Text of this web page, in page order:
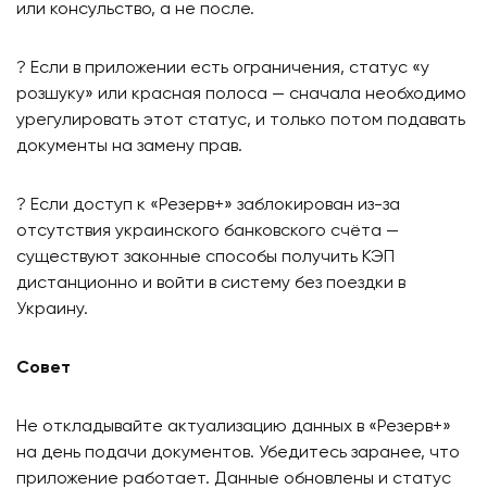
или консульство, а не после.
? Если в приложении есть ограничения, статус «у
розшуку» или красная полоса — сначала необходимо
урегулировать этот статус, и только потом подавать
документы на замену прав.
? Если доступ к «Резерв+» заблокирован из-за
отсутствия украинского банковского счёта —
существуют законные способы получить КЭП
дистанционно и войти в систему без поездки в
Украину.
Совет
Не откладывайте актуализацию данных в «Резерв+»
на день подачи документов. Убедитесь заранее, что
приложение работает. Данные обновлены и статус